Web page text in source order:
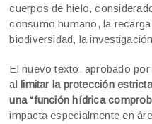
cuerpos de hielo,
consumo humano, la
biodiversidad, la
El nuevo texto, aprobado
al limitar la protección
una “función hídrica
impacta especialmente en